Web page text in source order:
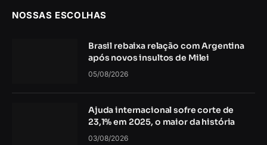
NOSSAS ESCOLHAS
Brasil rebaixa relação com Argentina
após novos insultos de Milei
05/08/2026
Ajuda internacional sofre corte de
23,1% em 2025, o maior da história
03/08/2026